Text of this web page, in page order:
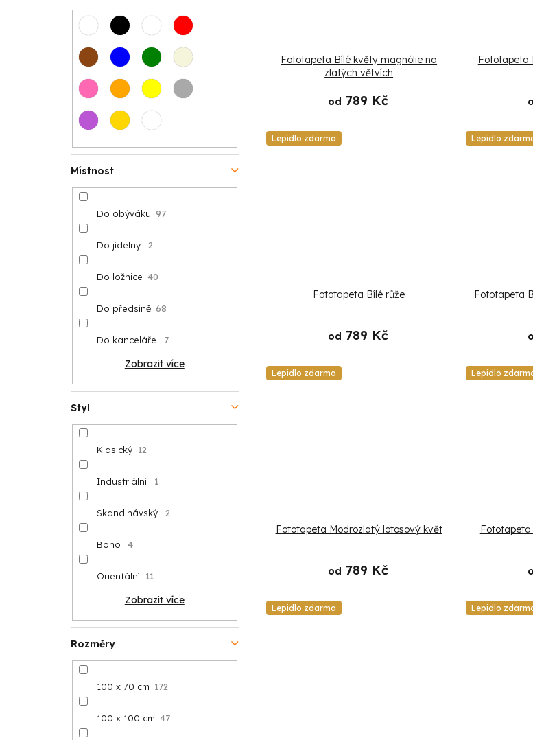
Rozměry
100 x 70 cm 172
100 x 100 cm 47
Místnost
Do obýváku 97
Do jídelny 2
Do ložnice 40
Do předsíně 68
Do kanceláře 7
Zobrazit více
Styl
Klasický 12
Industriální 1
Skandinávský 2
Boho 4
Orientální 11
Zobrazit více
Fototapeta Bílé květy magnólie na
zlatých větvích
od 789 Kč
Fototapeta
Lepidlo zdarma
Fototapeta Bílé růže
od 789 Kč
Lepidlo
Fototapeta
Lepidlo zdarma
Fototapeta Modrozlatý lotosový květ
od 789 Kč
Lepidlo
Lepidlo zdarma Lepidlo